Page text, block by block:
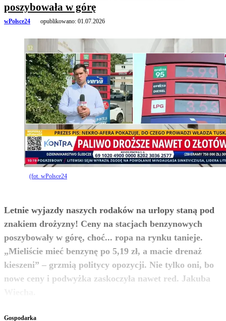
poszybowała w górę
wPolsce24 opublikowano: 01.07.2026
(fot. wPolsce24
Letnie wyjazdy naszych rodaków na urlopy staną pod
znakiem drożyzny! Ceny na stacjach benzynowych
poszybowały w górę, choć... ropa na rynku tanieje.
„Mieliście mieć benzynę po 5,19 zł, a macie drenaż
kieszeni” – grzmią politycy opozycji. Nie tylko oni, bo
nowe ceny i podwyżka zaskoczyła nawet red. Jakuba
zobacz więcej
Gospodarka